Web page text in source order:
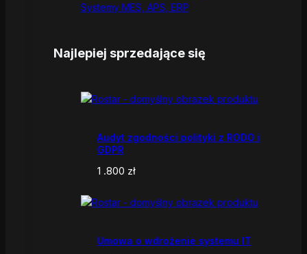
Systemy MES, APS, ERP
Najlepiej sprzedające się
Audyt zgodności polityki z RODO i
GDPR
1 .800 zł
Umowa o wdrożenie systemu IT